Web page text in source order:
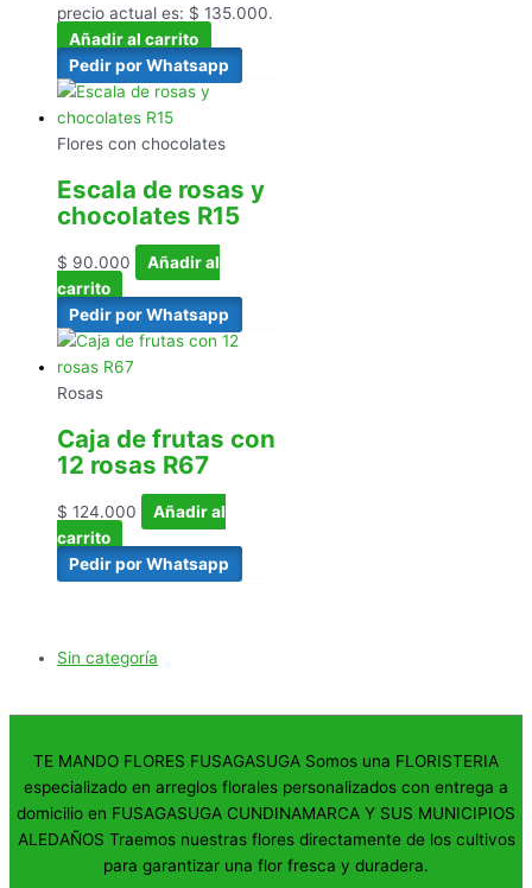
precio actual es: $ 135.000.
Añadir al carrito
Pedir por Whatsapp
Flores con chocolates
Escala de rosas y
chocolates R15
$ 90.000
Añadir al
carrito
Pedir por Whatsapp
Rosas
Caja de frutas con
12 rosas R67
$ 124.000
Añadir al
carrito
Pedir por Whatsapp
Sin categoría
TE MANDO FLORES FUSAGASUGA Somos una FLORISTERIA
especializado en arreglos florales personalizados con entrega a
domicilio en FUSAGASUGA CUNDINAMARCA Y SUS MUNICIPIOS
ALEDAÑOS Traemos nuestras flores directamente de los cultivos
para garantizar una flor fresca y duradera.